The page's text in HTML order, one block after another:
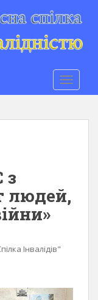
з
людей,
Інвалідів"